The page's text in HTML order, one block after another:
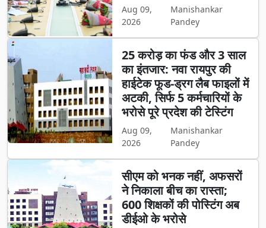
Aug 09,
2026
Manishankar
Pandey
25 करोड़ का फंड और 3 साल
का इंतजार: नवा रायपुर की
हाईटेक फूड-ड्रग लैब फाइलों में
अटकी, सिर्फ 5 कर्मचारियों के
भरोसे पूरे प्रदेश की टेस्टिंग
Aug 09,
2026
Manishankar
Pandey
सीएम को भनक नहीं, अफसरों
ने निकाला बीच का रास्ता;
600 शिक्षकों की पोस्टिंग अब
डीईओ के भरोसे